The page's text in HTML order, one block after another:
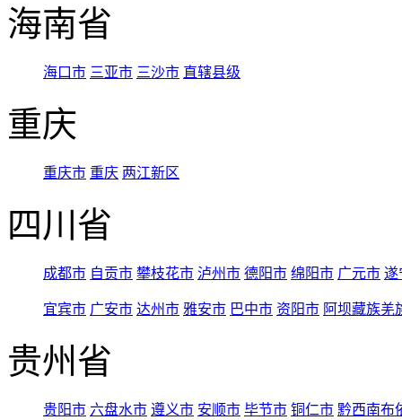
海南省
海口市 三亚市 三沙市 直辖县级
重庆
重庆市 重庆 两江新区
四川省
成都市 自贡市 攀枝花市 泸州市 德阳市 绵阳市 广元市 遂
宜宾市 广安市 达州市 雅安市 巴中市 资阳市 阿坝藏族羌
贵州省
贵阳市 六盘水市 遵义市 安顺市 毕节市 铜仁市 黔西南布